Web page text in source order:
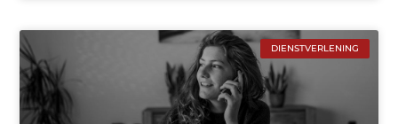
DIENSTVERLENING